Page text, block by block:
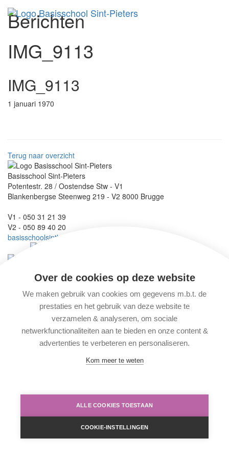
Berichten
IMG_9113
IMG_9113
1 januari 1970
Terug naar overzicht
Basisschool Sint-Pieters
Potentestr. 28 / Oostendse Stw - V1
Blankenbergse Steenweg 219 - V2 8000 Brugge
V1 - 050 31 21 39
V2 - 050 89 40 20
basisschoolsintleosintpieters@slhd.be
© 2026 Basisschool Sint-Pieters
Ontwerp Making Pages
Over de cookies op deze website
We maken gebruik van cookies om gegevens m.b.t. de
prestaties en het gebruik van deze website te
verzamelen & analyseren, om sociale
netwerkfunctionaliteiten aan te bieden en onze content &
advertenties te verbeteren en personaliseren.
Kom meer te weten
ALLE COOKIES TOESTAAN
COOKIE-INSTELLINGEN